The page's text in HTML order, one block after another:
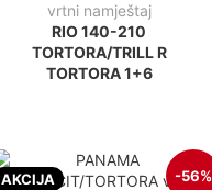
vrtni namještaj
RIO 140-210
TORTORA/TRILL R
TORTORA 1+6
AKCIJA -56%